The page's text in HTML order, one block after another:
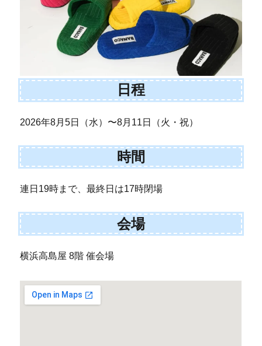
日程
2026年8月5日（水）〜8月11日（火・祝）
時間
連日19時まで、最終日は17時閉場
会場
横浜高島屋 8階 催会場